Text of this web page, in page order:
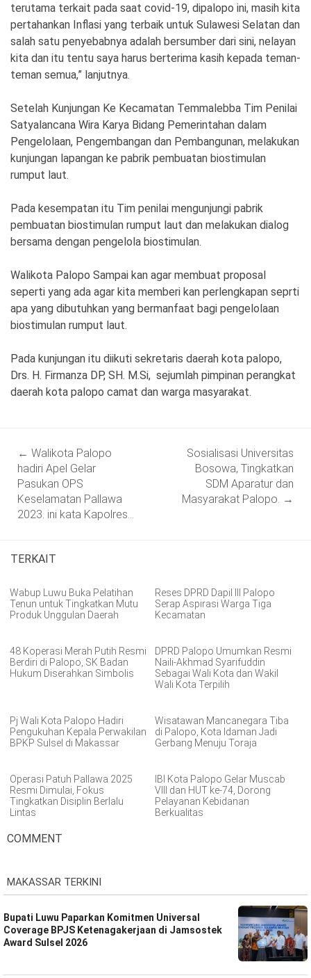
terutama terkait pada saat covid-19, dipalopo ini, masih kita
pertahankan Inflasi yang terbaik untuk Sulawesi Selatan dan
salah satu penyebabnya adalah bersumber dari sini, nelayan
kita dan itu tentu saya harus berterima kasih kepada teman-
teman semua,” lanjutnya.
Setelah Kunjungan Ke Kecamatan Temmalebba Tim Penilai
Satyalancana Wira Karya Bidang Pemerintahan dalam
Pengelolaan, Pengembangan dan Pembangunan, melakukan
kunjungan lapangan ke pabrik pembuatan biostimulan
rumput laut.
Pada kesempatan itu Tim penilai mengunjungi pabrik
pembuatan biostimulan rumput laut dan melakukan dialog
bersama dengan pengelola biostimulan.
Walikota Palopo Sampai kan agar membuat proposal
seperti yang ada agar kita memberi kan perlengkapan seprti
apa yang dibutuhkan yang bermanfaat bagi pengelolaan
biostimulan rumput laut.
Pada kunjungan itu diikuti sekretaris daerah kota palopo,
Drs. H. Firmanza DP, SH. M.Si, sejumlah pimpinan perangkat
daerah kota palopo camat dan warga masyarakat.
navigation
← Walikota Palopo
hadiri Apel Gelar
Pasukan OPS
Keselamatan Pallawa
2023. ini kata Kapolres…
Sosialisasi Universitas
Bosowa, Tingkatkan
SDM Aparatur dan
Masyarakat Palopo. →
TERKAIT
Wabup Luwu Buka Pelatihan
Tenun untuk Tingkatkan Mutu
Produk Unggulan Daerah
Reses DPRD Dapil III Palopo
Serap Aspirasi Warga Tiga
Kecamatan
48 Koperasi Merah Putih Resmi
Berdiri di Palopo, SK Badan
Hukum Diserahkan Simbolis
DPRD Palopo Umumkan Resmi
Naili-Akhmad Syarifuddin
Sebagai Wali Kota dan Wakil
Wali Kota Terpilih
Pj Wali Kota Palopo Hadiri
Pengukuhan Kepala Perwakilan
BPKP Sulsel di Makassar
Wisatawan Mancanegara Tiba
di Palopo, Kota Idaman Jadi
Gerbang Menuju Toraja
Operasi Patuh Pallawa 2025
Resmi Dimulai, Fokus
Tingkatkan Disiplin Berlalu
Lintas
IBI Kota Palopo Gelar Muscab
VIII dan HUT ke-74, Dorong
Pelayanan Kebidanan
Berkualitas
COMMENT
MAKASSAR TERKINI
Bupati Luwu Paparkan Komitmen Universal
Coverage BPJS Ketenagakerjaan di Jamsostek
Award Sulsel 2026